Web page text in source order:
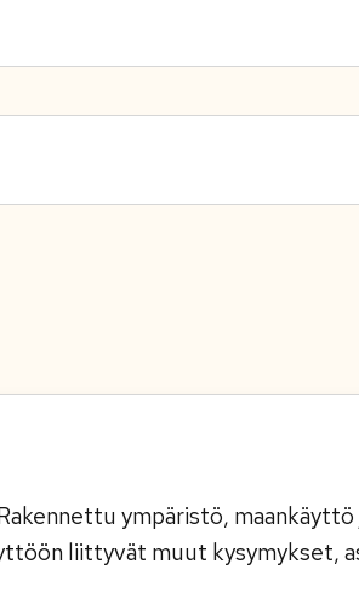
ympäristö, maankäyttö
liittyvät muut kysymykset,